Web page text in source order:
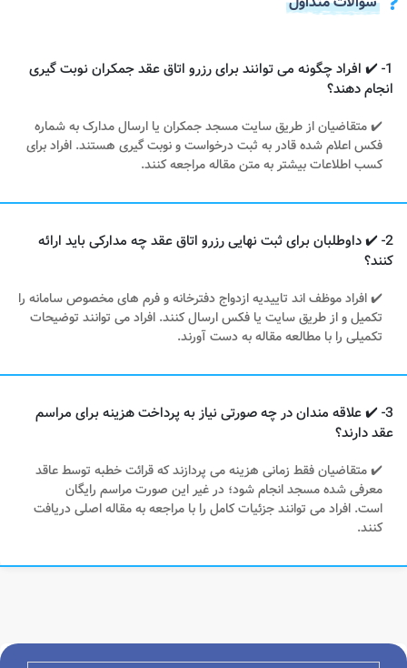
1- ✔️ افراد چگونه می توانند برای رزرو اتاق عقد جمکران نوبت گیری
انجام دهند؟
✔️ متقاضیان از طریق سایت مسجد جمکران یا ارسال مدارک به شماره
فکس اعلام شده قادر به ثبت درخواست و نوبت گیری هستند. افراد برای
کسب اطلاعات بیشتر به متن مقاله مراجعه کنند.
2- ✔️ داوطلبان برای ثبت نهایی رزرو اتاق عقد چه مدارکی باید ارائه
کنند؟
✔️ افراد موظف اند تاییدیه ازدواج دفترخانه و فرم های مخصوص سامانه را
تکمیل و از طریق سایت یا فکس ارسال کنند. افراد می توانند توضیحات
تکمیلی را با مطالعه مقاله به دست آورند.
3- ✔️ علاقه مندان در چه صورتی نیاز به پرداخت هزینه برای مراسم
عقد دارند؟
✔️ متقاضیان فقط زمانی هزینه می پردازند که قرائت خطبه توسط عاقد
معرفی شده مسجد انجام شود؛ در غیر این صورت مراسم رایگان
است. افراد می توانند جزئیات کامل را با مراجعه به مقاله اصلی دریافت
کنند.